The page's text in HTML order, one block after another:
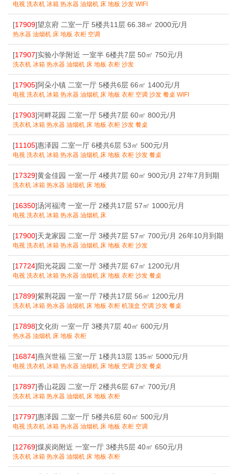
电视 洗衣机 冰箱 热水器 油烟机 床 地板 沙发 WIFI
[17909]望京府 二室一厅 5楼共11层 66.38㎡ 2000元/月
热水器 油烟机 床 地板 衣柜 空调
[17907]实验小学附近 一室半 6楼共7层 50㎡ 750元/月
洗衣机 冰箱 热水器 油烟机 床 地板 衣柜 沙发
[17905]阿朵小镇 二室一厅 5楼共6层 66㎡ 1400元/月
电视 洗衣机 冰箱 热水器 油烟机 床 地板 衣柜 空调 沙发 餐桌 WIFI
[17903]河畔花园 二室一厅 5楼共7层 60㎡ 800元/月
洗衣机 冰箱 热水器 油烟机 床 地板 衣柜 沙发 餐桌
[11105]惠泽园 二室一厅 6楼共6层 53㎡ 500元/月
电视 洗衣机 冰箱 热水器 油烟机 床 地板 衣柜 沙发 餐桌
[17329]黄金佳园 一室一厅 4楼共7层 60㎡ 900元/月 27年7月到期
洗衣机 冰箱 热水器 油烟机 床 地板
[16350]汤河福湾 一室一厅 2楼共17层 57㎡ 1000元/月
电视 洗衣机 冰箱 热水器 油烟机 床
[17900]天龙家园 二室一厅 3楼共7层 57㎡ 700元/月 26年10月到期
电视 洗衣机 冰箱 热水器 油烟机 床 地板 衣柜 沙发
[17724]阳光花园 二室一厅 3楼共7层 67㎡ 1200元/月
电视 洗衣机 冰箱 热水器 油烟机 床 地板 衣柜 沙发 餐桌
[17899]紫荆花园 一室一厅 7楼共17层 56㎡ 1200元/月
洗衣机 冰箱 热水器 油烟机 床 地板 衣柜 机顶盒 空调 沙发 餐桌
[17898]文化街 一室一厅 3楼共7层 40㎡ 600元/月
热水器 油烟机 床 地板 衣柜
[16874]燕兴世福 三室一厅 1楼共13层 135㎡ 5000元/月
电视 洗衣机 冰箱 热水器 油烟机 床 地板 空调 沙发 餐桌
[17897]香山花园 二室一厅 2楼共6层 67㎡ 700元/月
洗衣机 冰箱 热水器 油烟机 床 地板 衣柜
[17797]惠泽园 二室一厅 5楼共6层 60㎡ 500元/月
电视 洗衣机 冰箱 热水器 油烟机 床 地板 衣柜 空调
[12769]煤炭岗附近 一室一厅 3楼共5层 40㎡ 650元/月
洗衣机 冰箱 热水器 油烟机 床 地板 衣柜